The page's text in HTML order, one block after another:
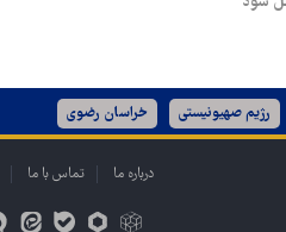
رژیم صهیونیستی خراسان رضوی
درباره ما تماس با ما